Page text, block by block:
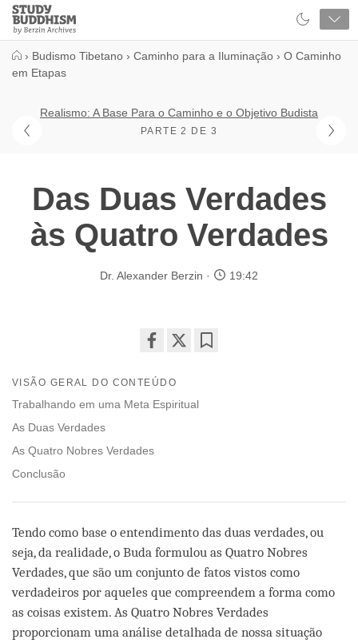
Close
Study
Buddhism
› Budismo Tibetano › Caminho para a Iluminação › O Caminho
em Etapas
Realismo: A Base Para o Caminho e o Objetivo Budista
PARTE 2 DE 3
Das Duas Verdades
às Quatro Verdades
Dr. Alexander Berzin 19:42
on
facebook
VISÃO GERAL DO CONTEÚDO
Trabalhando em uma Meta Espiritual
As Duas Verdades
As Quatro Nobres Verdades
Conclusão
Tendo como base o entendimento das duas verdades, ou
seja, da realidade, o Buda formulou as Quatro Nobres
Verdades, que são um conjunto de fatos vistos como
verdadeiros por aqueles que compreendem a forma como
as coisas existem. As Quatro Nobres Verdades
proporcionam uma análise detalhada de nossa situação